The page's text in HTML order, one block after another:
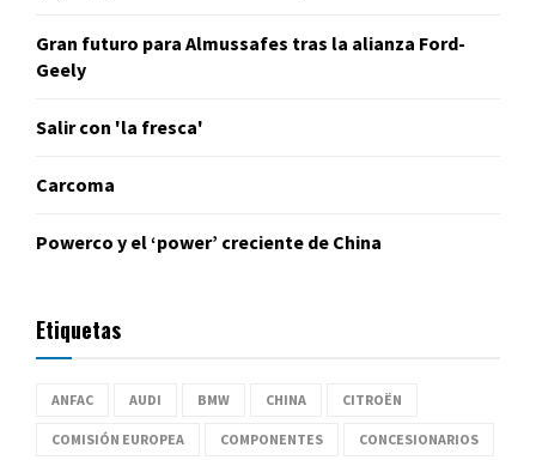
Gran futuro para Almussafes tras la alianza Ford-
Geely
Salir con 'la fresca'
Carcoma
Powerco y el ‘power’ creciente de China
Etiquetas
ANFAC AUDI BMW CHINA CITROËN
COMISIÓN EUROPEA COMPONENTES CONCESIONARIOS